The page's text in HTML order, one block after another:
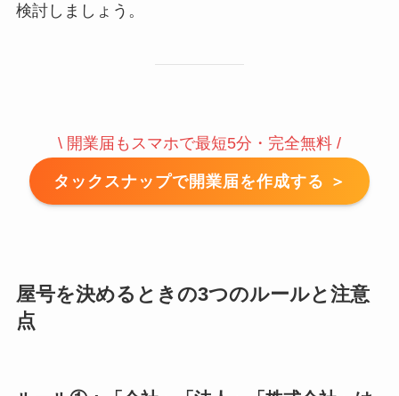
検討しましょう。
\ 開業届もスマホで最短5分・完全無料 /
タックスナップで開業届を作成する ＞
屋号を決めるときの3つのルールと注意
点